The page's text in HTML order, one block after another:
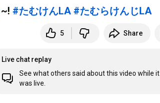
~! #たむけんLA #たむらけんじLA
5 Share
Live chat replay
See what others said about this video while it
was live.